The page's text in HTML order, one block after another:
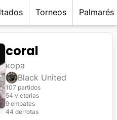
Torneos Palmarés
coral
кора
Black United
107 partidos
54 victorias
9 empates
44 derrotas